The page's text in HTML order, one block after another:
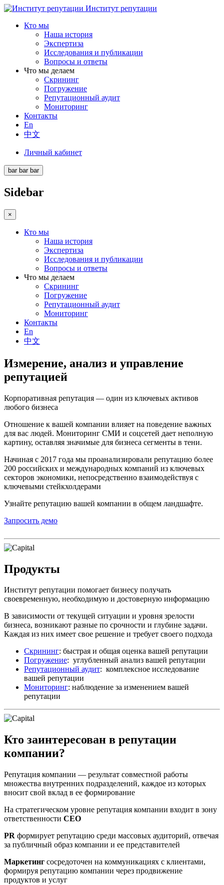
Институт репутации
Кто мы
Наша история
Экспертиза
Исследования и публикации
Вопросы и ответы
Что мы делаем
Скрининг
Погружение
Репутационный аудит
Мониторинг
Контакты
En
中文
Личный кабинет
bar bar bar
Sidebar
×
Кто мы
Наша история
Экспертиза
Исследования и публикации
Вопросы и ответы
Что мы делаем
Скрининг
Погружение
Репутационный аудит
Мониторинг
Контакты
En
中文
Измерение, анализ и управление
репутацией
Корпоративная репутация — один из ключевых активов
любого бизнеса
Отношение к вашей компании влияет на поведение важных
для вас людей. Мониторинг СМИ и соцсетей дает неполную
картину, оставляя значимые для бизнеса сегменты в тени.
Начиная с 2017 года мы проанализировали репутацию более
200 российских и международных компаний из ключевых
секторов экономики, непосредственно взаимодействуя с
ключевыми стейкхолдерами
Узнайте репутацию вашей компании в общем ландшафте.
Запросить демо
Продукты
Институт репутации помогает бизнесу получать
своевременную, необходимую и достоверную информацию
В зависимости от текущей ситуации и уровня зрелости
бизнеса, возникают разные по срочности и глубине задачи.
Каждая из них имеет свое решение и требует своего подхода
Скрининг: быстрая и общая оценка вашей репутации
Погружение: углубленный анализ вашей репутации
Репутационный аудит: комплексное исследование
вашей репутации
Мониторинг: наблюдение за изменением вашей
репутации
Кто заинтересован в репутации
компании?
Репутация компании — результат совместной работы
множества внутренних подразделений, каждое из которых
вносит свой вклад в ее формирование
На стратегическом уровне репутация компании входит в зону
ответственности CEO
PR формирует репутацию среди массовых аудиторий, отвечая
за публичный образ компании и ее представителей
Маркетинг сосредоточен на коммуникациях с клиентами,
формируя репутацию компании через продвижение
продуктов и услуг